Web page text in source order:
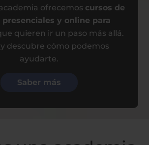
ofrecemos cursos de
y online para
quieren ir un paso más allá.
y descubre cómo podemos
ayudarte.
Saber más